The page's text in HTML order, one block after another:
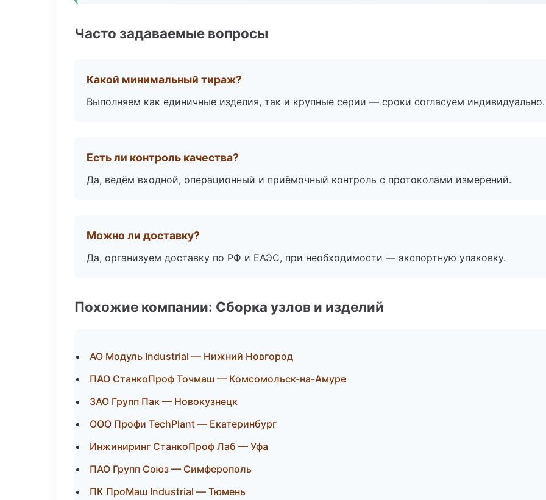
Часто задаваемые вопросы
Какой минимальный тираж?
Выполняем как единичные изделия, так и крупные серии — сроки согласуем индивидуально.
Есть ли контроль качества?
Да, ведём входной, операционный и приёмочный контроль с протоколами измерений.
Можно ли доставку?
Да, организуем доставку по РФ и ЕАЭС, при необходимости — экспортную упаковку.
Похожие компании: Сборка узлов и изделий
АО Модуль Industrial — Нижний Новгород
ПАО СтанкоПроф Точмаш — Комсомольск-на-Амуре
ЗАО Групп Пак — Новокузнецк
ООО Профи TechPlant — Екатеринбург
Инжиниринг СтанкоПроф Лаб — Уфа
ПАО Групп Союз — Симферополь
ПК ПроМаш Industrial — Тюмень